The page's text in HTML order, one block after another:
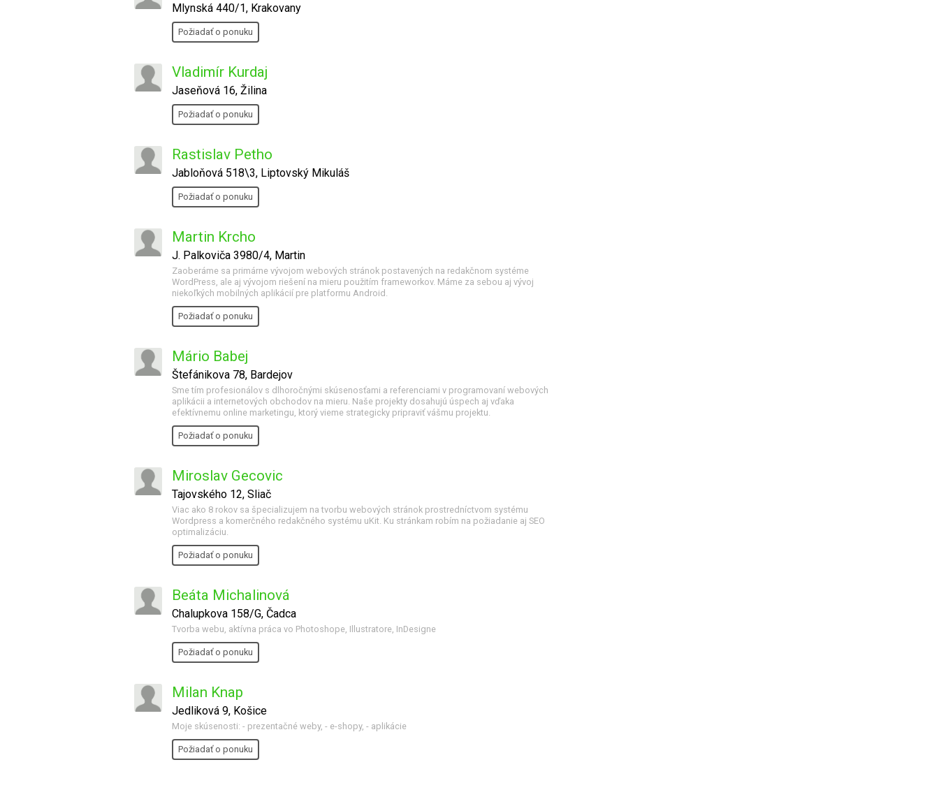
Mlynská 440/1, Krakovany
Požiadať o ponuku
Vladimír Kurdaj
Jaseňová 16, Žilina
Požiadať o ponuku
Rastislav Petho
Jabloňová 518\3, Liptovský Mikuláš
Požiadať o ponuku
Martin Krcho
J. Palkoviča 3980/4, Martin
Zaoberáme sa primárne vývojom webových stránok postavených na redakčnom systéme
WordPress, ale aj vývojom riešení na mieru použitím frameworkov. Máme za sebou aj vývoj
niekoľkých mobilných aplikácií pre platformu Android.
Požiadať o ponuku
Mário Babej
Štefánikova 78, Bardejov
Sme tím profesionálov s dlhoročnými skúsenosťami a referenciami v programovaní webových
aplikácii a internetových obchodov na mieru. Naše projekty dosahujú úspech aj vďaka
efektívnemu online marketingu, ktorý vieme strategicky pripraviť vášmu projektu.
Požiadať o ponuku
Miroslav Gecovic
Tajovského 12, Sliač
Viac ako 8 rokov sa špecializujem na tvorbu webových stránok prostredníctvom systému
Wordpress a komerčného redakčného systému uKit. Ku stránkam robím na požiadanie aj SEO
optimalizáciu.
Požiadať o ponuku
Beáta Michalinová
Chalupkova 158/G, Čadca
Tvorba webu, aktívna práca vo Photoshope, Illustratore, InDesigne
Požiadať o ponuku
Milan Knap
Jedliková 9, Košice
Moje skúsenosti: - prezentačné weby, - e-shopy, - aplikácie
Požiadať o ponuku